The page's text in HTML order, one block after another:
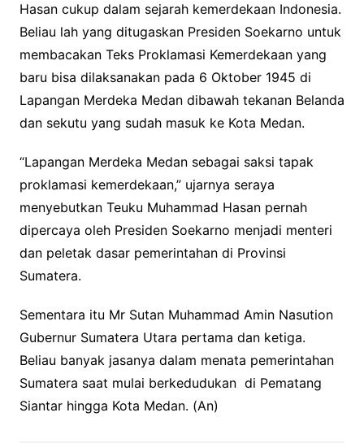
Hasan cukup dalam sejarah kemerdekaan Indonesia.
Beliau lah yang ditugaskan Presiden Soekarno untuk
membacakan Teks Proklamasi Kemerdekaan yang
baru bisa dilaksanakan pada 6 Oktober 1945 di
Lapangan Merdeka Medan dibawah tekanan Belanda
dan sekutu yang sudah masuk ke Kota Medan.
“Lapangan Merdeka Medan sebagai saksi tapak
proklamasi kemerdekaan,” ujarnya seraya
menyebutkan Teuku Muhammad Hasan pernah
dipercaya oleh Presiden Soekarno menjadi menteri
dan peletak dasar pemerintahan di Provinsi
Sumatera.
Sementara itu Mr Sutan Muhammad Amin Nasution
Gubernur Sumatera Utara pertama dan ketiga.
Beliau banyak jasanya dalam menata pemerintahan
Sumatera saat mulai berkedudukan di Pematang
Siantar hingga Kota Medan. (An)